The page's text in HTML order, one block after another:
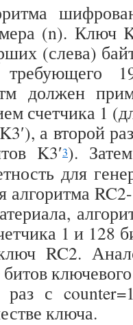
(n). Ключ
(слева)
требующего
должен
счетчика 1
а второй
K3′3).
для
1 и 128
RC2.
раз с
ключа.